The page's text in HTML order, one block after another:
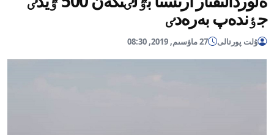
جٶندەپ بەرەدٸ
ۇلت پورتالى 27 ماۋسىم, 2019, 08:30